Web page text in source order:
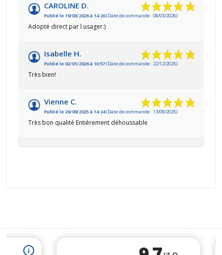
CAROLINE D.
Publié le 19/03/2026 à 14:26(Date de commande : 08/03/2026)
Adopté direct par l usager:)
Isabelle H.
Publié le 02/01/2026 à 10:57(Date de commande : 22/12/2025)
Très bien!
Vienne C.
Publié le 26/09/2025 à 14:24(Date de commande : 13/09/2025)
Très bon qualité Entièrement déhoussable